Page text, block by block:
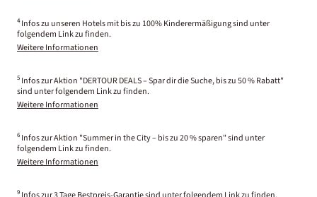
4 Infos zu unseren Hotels mit bis zu 100% Kinderermäßigung sind unter
folgendem Link zu finden.
Weitere Informationen
5 Infos zur Aktion "DERTOUR DEALS – Spar dir die Suche, bis zu 50 % Rabatt"
sind unter folgendem Link zu finden.
Weitere Informationen
6 Infos zur Aktion "Summer in the City – bis zu 20 % sparen" sind unter
folgendem Link zu finden.
Weitere Informationen
9